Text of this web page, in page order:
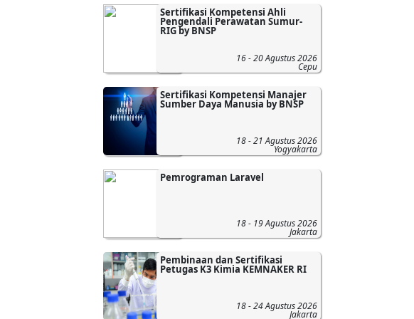
Sertifikasi Kompetensi Ahli
Pengendali Perawatan Sumur-
RIG by BNSP
16 - 20 Agustus 2026
Cepu
Sertifikasi Kompetensi Manajer
Sumber Daya Manusia by BNSP
18 - 21 Agustus 2026
Yogyakarta
Pemrograman Laravel
18 - 19 Agustus 2026
Jakarta
Pembinaan dan Sertifikasi
Petugas K3 Kimia KEMNAKER RI
18 - 24 Agustus 2026
Jakarta